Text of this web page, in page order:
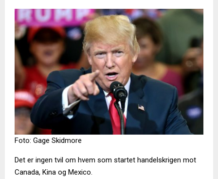
Foto: Gage Skidmore
Det er ingen tvil om hvem som startet handelskrigen mot
Canada, Kina og Mexico.